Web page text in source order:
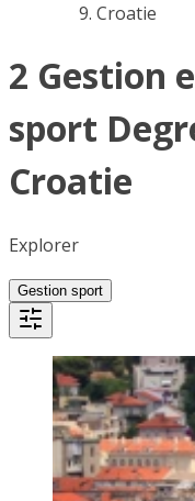
Croatie
2 Gestion
sport
Croatie
Explorer
Gestion sport